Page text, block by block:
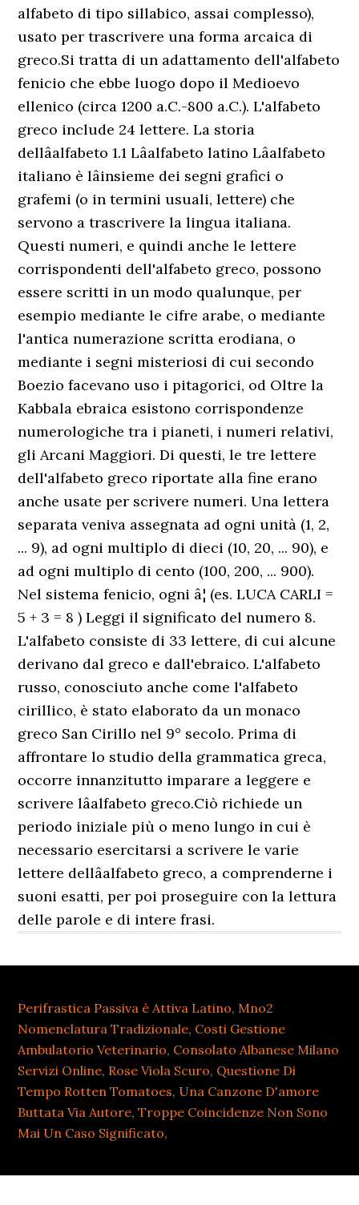
alfabeto di tipo sillabico, assai complesso),
usato per trascrivere una forma arcaica di
greco.Si tratta di un adattamento dell'alfabeto
fenicio che ebbe luogo dopo il Medioevo
ellenico (circa 1200 a.C.-800 a.C.). L'alfabeto
greco include 24 lettere. La storia
dellâalfabeto 1.1 Lâalfabeto latino Lâalfabeto
italiano è lâinsieme dei segni grafici o
grafemi (o in termini usuali, lettere) che
servono a trascrivere la lingua italiana.
Questi numeri, e quindi anche le lettere
corrispondenti dell'alfabeto greco, possono
essere scritti in un modo qualunque, per
esempio mediante le cifre arabe, o mediante
l'antica numerazione scritta erodiana, o
mediante i segni misteriosi di cui secondo
Boezio facevano uso i pitagorici, od Oltre la
Kabbala ebraica esistono corrispondenze
numerologiche tra i pianeti, i numeri relativi,
gli Arcani Maggiori. Di questi, le tre lettere
dell'alfabeto greco riportate alla fine erano
anche usate per scrivere numeri. Una lettera
separata veniva assegnata ad ogni unità (1, 2,
... 9), ad ogni multiplo di dieci (10, 20, ... 90), e
ad ogni multiplo di cento (100, 200, ... 900).
Nel sistema fenicio, ogni â¦ (es. LUCA CARLI =
5 + 3 = 8 ) Leggi il significato del numero 8.
L'alfabeto consiste di 33 lettere, di cui alcune
derivano dal greco e dall'ebraico. L'alfabeto
russo, conosciuto anche come l'alfabeto
cirillico, è stato elaborato da un monaco
greco San Cirillo nel 9° secolo. Prima di
affrontare lo studio della grammatica greca,
occorre innanzitutto imparare a leggere e
scrivere lâalfabeto greco.Ciò richiede un
periodo iniziale più o meno lungo in cui è
necessario esercitarsi a scrivere le varie
lettere dellâalfabeto greco, a comprenderne i
suoni esatti, per poi proseguire con la lettura
delle parole e di intere frasi.
Perifrastica Passiva è Attiva Latino,Mno2
Nomenclatura Tradizionale, Costi Gestione
Ambulatorio Veterinario, Consolato Albanese Milano
Servizi Online, Rose Viola Scuro, Questione Di
Tempo Rotten Tomatoes, Una Canzone D'amore
Buttata Via Autore,Troppe Coincidenze Non Sono
Mai Un Caso Significato,